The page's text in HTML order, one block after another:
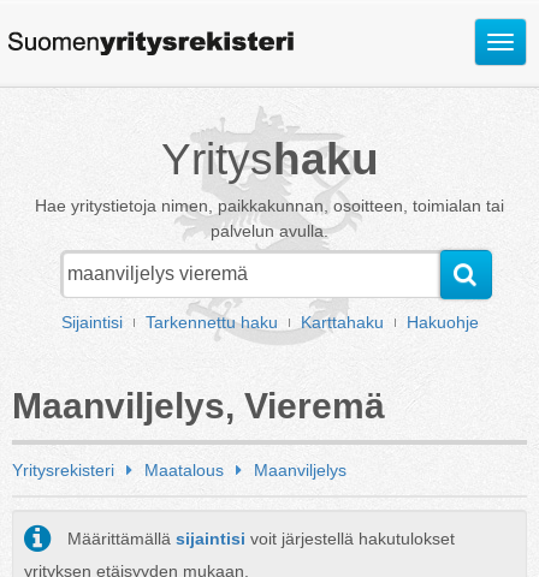
Avaa
Yrityshaku
Hae yritystietoja nimen, paikkakunnan, osoitteen, toimialan tai
palvelun avulla.
Sijaintisi Tarkennettu haku Karttahaku Hakuohje
Maanviljelys, Vieremä
Yritysrekisteri Maatalous Maanviljelys
Määrittämällä sijaintisi voit järjestellä hakutulokset
yrityksen etäisyyden mukaan.